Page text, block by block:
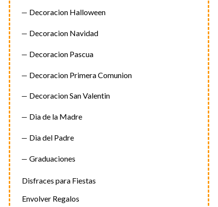
Decoracion Halloween
Decoracion Navidad
Decoracion Pascua
Decoracion Primera Comunion
Decoracion San Valentin
Dia de la Madre
Dia del Padre
Graduaciones
Disfraces para Fiestas
Envolver Regalos